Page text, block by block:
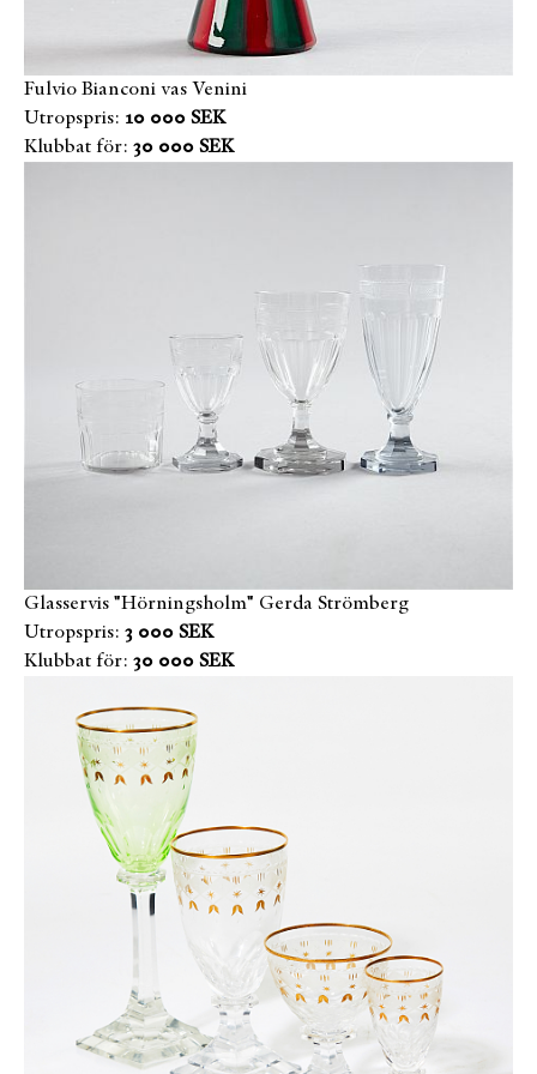
Fulvio Bianconi vas Venini
Utropspris: 10 000 SEK
Klubbat för: 30 000 SEK
Glasservis "Hörningsholm" Gerda Strömberg
Utropspris: 3 000 SEK
Klubbat för: 30 000 SEK